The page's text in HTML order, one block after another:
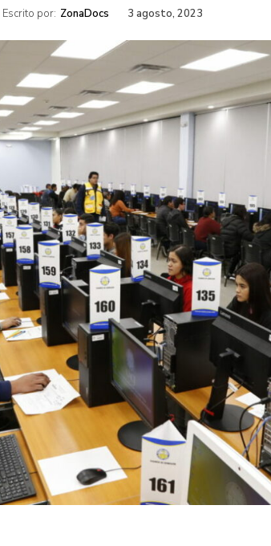
Escrito por: ZonaDocs 3 agosto, 2023